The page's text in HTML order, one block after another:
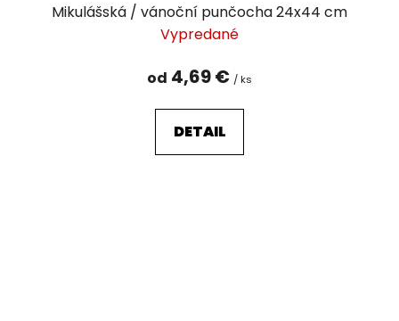
Mikulášská / vánoční punčocha 24x44 cm
Vypredané
od 4,69 € / ks
DETAIL